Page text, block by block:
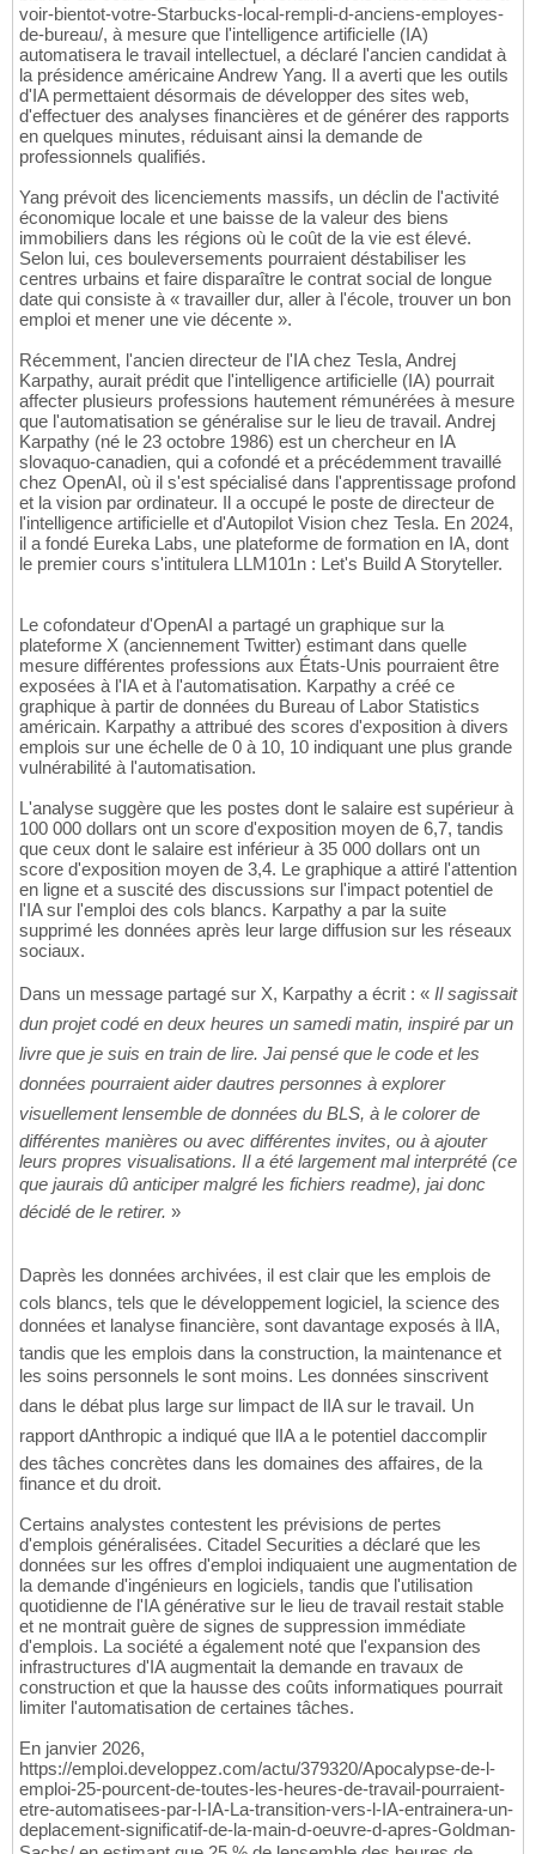
voir-bientot-votre-Starbucks-local-rempli-d-anciens-employes-
de-bureau/, à mesure que l'intelligence artificielle (IA)
automatisera le travail intellectuel, a déclaré l'ancien candidat à
la présidence américaine Andrew Yang. Il a averti que les outils
d'IA permettaient désormais de développer des sites web,
d'effectuer des analyses financières et de générer des rapports
en quelques minutes, réduisant ainsi la demande de
professionnels qualifiés.
Yang prévoit des licenciements massifs, un déclin de l'activité
économique locale et une baisse de la valeur des biens
immobiliers dans les régions où le coût de la vie est élevé.
Selon lui, ces bouleversements pourraient déstabiliser les
centres urbains et faire disparaître le contrat social de longue
date qui consiste à « travailler dur, aller à l'école, trouver un bon
emploi et mener une vie décente ».
Récemment, l'ancien directeur de l'IA chez Tesla, Andrej
Karpathy, aurait prédit que l'intelligence artificielle (IA) pourrait
affecter plusieurs professions hautement rémunérées à mesure
que l'automatisation se généralise sur le lieu de travail. Andrej
Karpathy (né le 23 octobre 1986) est un chercheur en IA
slovaquo-canadien, qui a cofondé et a précédemment travaillé
chez OpenAI, où il s'est spécialisé dans l'apprentissage profond
et la vision par ordinateur. Il a occupé le poste de directeur de
l'intelligence artificielle et d'Autopilot Vision chez Tesla. En 2024,
il a fondé Eureka Labs, une plateforme de formation en IA, dont
le premier cours s'intitulera LLM101n : Let's Build A Storyteller.
Le cofondateur d'OpenAI a partagé un graphique sur la
plateforme X (anciennement Twitter) estimant dans quelle
mesure différentes professions aux États-Unis pourraient être
exposées à l'IA et à l'automatisation. Karpathy a créé ce
graphique à partir de données du Bureau of Labor Statistics
américain. Karpathy a attribué des scores d'exposition à divers
emplois sur une échelle de 0 à 10, 10 indiquant une plus grande
vulnérabilité à l'automatisation.
L'analyse suggère que les postes dont le salaire est supérieur à
100 000 dollars ont un score d'exposition moyen de 6,7, tandis
que ceux dont le salaire est inférieur à 35 000 dollars ont un
score d'exposition moyen de 3,4. Le graphique a attiré l'attention
en ligne et a suscité des discussions sur l'impact potentiel de
l'IA sur l'emploi des cols blancs. Karpathy a par la suite
supprimé les données après leur large diffusion sur les réseaux
sociaux.
Dans un message partagé sur X, Karpathy a écrit : « Il sagissait
dun projet codé en deux heures un samedi matin, inspiré par un
livre que je suis en train de lire. Jai pensé que le code et les
données pourraient aider dautres personnes à explorer
visuellement lensemble de données du BLS, à le colorer de
différentes manières ou avec différentes invites, ou à ajouter
leurs propres visualisations. Il a été largement mal interprété (ce
que jaurais dû anticiper malgré les fichiers readme), jai donc
décidé de le retirer. »
Daprès les données archivées, il est clair que les emplois de
cols blancs, tels que le développement logiciel, la science des
données et lanalyse financière, sont davantage exposés à lIA,
tandis que les emplois dans la construction, la maintenance et
les soins personnels le sont moins. Les données sinscrivent
dans le débat plus large sur limpact de lIA sur le travail. Un
rapport dAnthropic a indiqué que lIA a le potentiel daccomplir
des tâches concrètes dans les domaines des affaires, de la
finance et du droit.
Certains analystes contestent les prévisions de pertes
d'emplois généralisées. Citadel Securities a déclaré que les
données sur les offres d'emploi indiquaient une augmentation de
la demande d'ingénieurs en logiciels, tandis que l'utilisation
quotidienne de l'IA générative sur le lieu de travail restait stable
et ne montrait guère de signes de suppression immédiate
d'emplois. La société a également noté que l'expansion des
infrastructures d'IA augmentait la demande en travaux de
construction et que la hausse des coûts informatiques pourrait
limiter l'automatisation de certaines tâches.
En janvier 2026,
https://emploi.developpez.com/actu/379320/Apocalypse-de-l-
emploi-25-pourcent-de-toutes-les-heures-de-travail-pourraient-
etre-automatisees-par-l-IA-La-transition-vers-l-IA-entrainera-un-
deplacement-significatif-de-la-main-d-oeuvre-d-apres-Goldman-